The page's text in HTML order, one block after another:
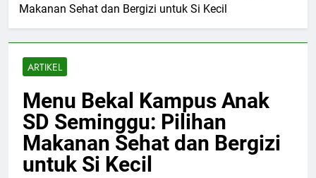
Makanan Sehat dan Bergizi untuk Si Kecil
ARTIKEL
Menu Bekal Kampus Anak
SD Seminggu: Pilihan
Makanan Sehat dan Bergizi
untuk Si Kecil